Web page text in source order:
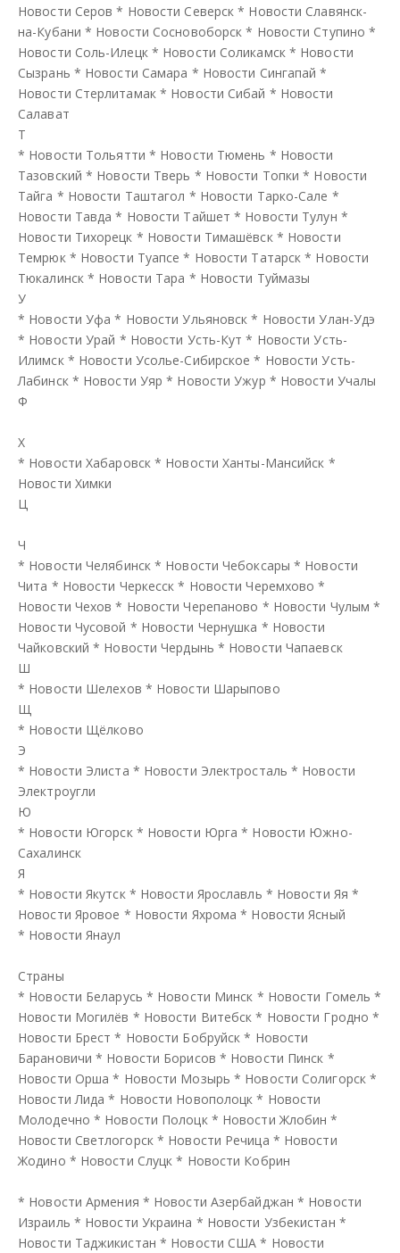
Новости Серов * Новости Северск * Новости Славянск-
на-Кубани * Новости Сосновоборск * Новости Ступино *
Новости Соль-Илецк* Новости Соликамск* Новости
Сызрань * Новости Самара * Новости Сингапай *
Новости Стерлитамак* Новости Сибай * Новости
Салават
Т
* Новости Тольятти * Новости Тюмень * Новости
Тазовский * Новости Тверь * Новости Топки * Новости
Тайга * Новости Таштагол * Новости Тарко-Сале *
Новости Тавда * Новости Тайшет * Новости Тулун *
Новости Тихорецк * Новости Тимашёвск* Новости
Темрюк* Новости Туапсе * Новости Татарск * Новости
Тюкалинск* Новости Тара * Новости Туймазы
У
* Новости Уфа * Новости Ульяновск * Новости Улан-Удэ
* Новости Урай * Новости Усть-Кут * Новости Усть-
Илимск* Новости Усолье-Сибирское * Новости Усть-
Лабинск* Новости Уяр * Новости Ужур * Новости Учалы
Ф
Х
* Новости Хабаровск* Новости Ханты-Мансийск *
Новости Химки
Ц
Ч
* Новости Челябинск* Новости Чебоксары * Новости
Чита * Новости Черкесск * Новости Черемхово *
Новости Чехов * Новости Черепаново * Новости Чулым *
Новости Чусовой * Новости Чернушка * Новости
Чайковский * Новости Чердынь * Новости Чапаевск
Ш
* Новости Шелехов * Новости Шарыпово
Щ
* Новости Щёлково
Э
* Новости Элиста * Новости Электросталь * Новости
Электроугли
Ю
* Новости Югорск* Новости Юрга * Новости Южно-
Сахалинск
Я
* Новости Якутск* Новости Ярославль * Новости Яя *
Новости Яровое * Новости Яхрома * Новости Ясный
* Новости Янаул
Страны
* Новости Беларусь * Новости Минск * Новости Гомель *
Новости Могилёв * Новости Витебск * Новости Гродно *
Новости Брест * Новости Бобруйск * Новости
Барановичи * Новости Борисов * Новости Пинск *
Новости Орша * Новости Мозырь * Новости Солигорск*
Новости Лида * Новости Новополоцк * Новости
Молодечно * Новости Полоцк* Новости Жлобин *
Новости Светлогорск* Новости Речица * Новости
Жодино * Новости Слуцк * Новости Кобрин
* Новости Армения * Новости Азербайджан * Новости
Израиль * Новости Украина * Новости Узбекистан *
Новости Таджикистан * Новости США * Новости